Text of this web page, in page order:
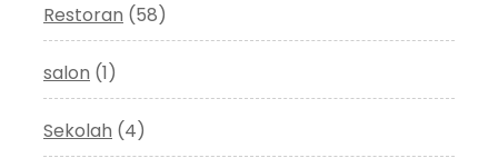
Restoran (58)
salon (1)
Sekolah (4)